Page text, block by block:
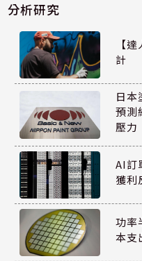
分析研究
【
計
日本
預測
壓力
AI訂
獲利
功率
本支